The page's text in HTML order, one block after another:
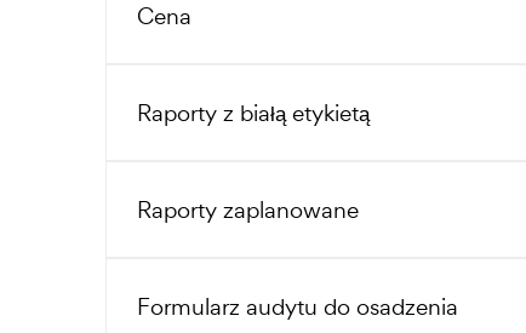
Cena
Raporty z białą etykietą
Raporty zaplanowane
Formularz audytu do osadzenia